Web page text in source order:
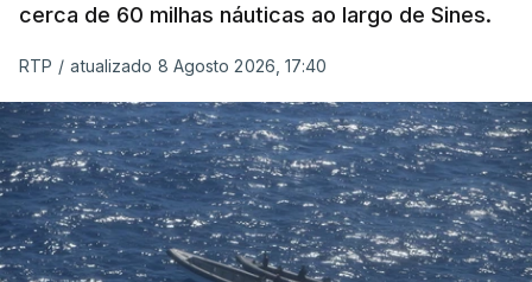
cerca de 60 milhas náuticas ao largo de Sines.
RTP / atualizado 8 Agosto 2026, 17:40